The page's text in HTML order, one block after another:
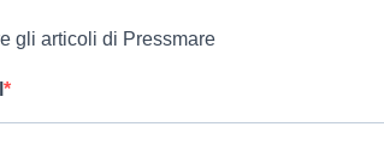
gli articoli di Pressmare